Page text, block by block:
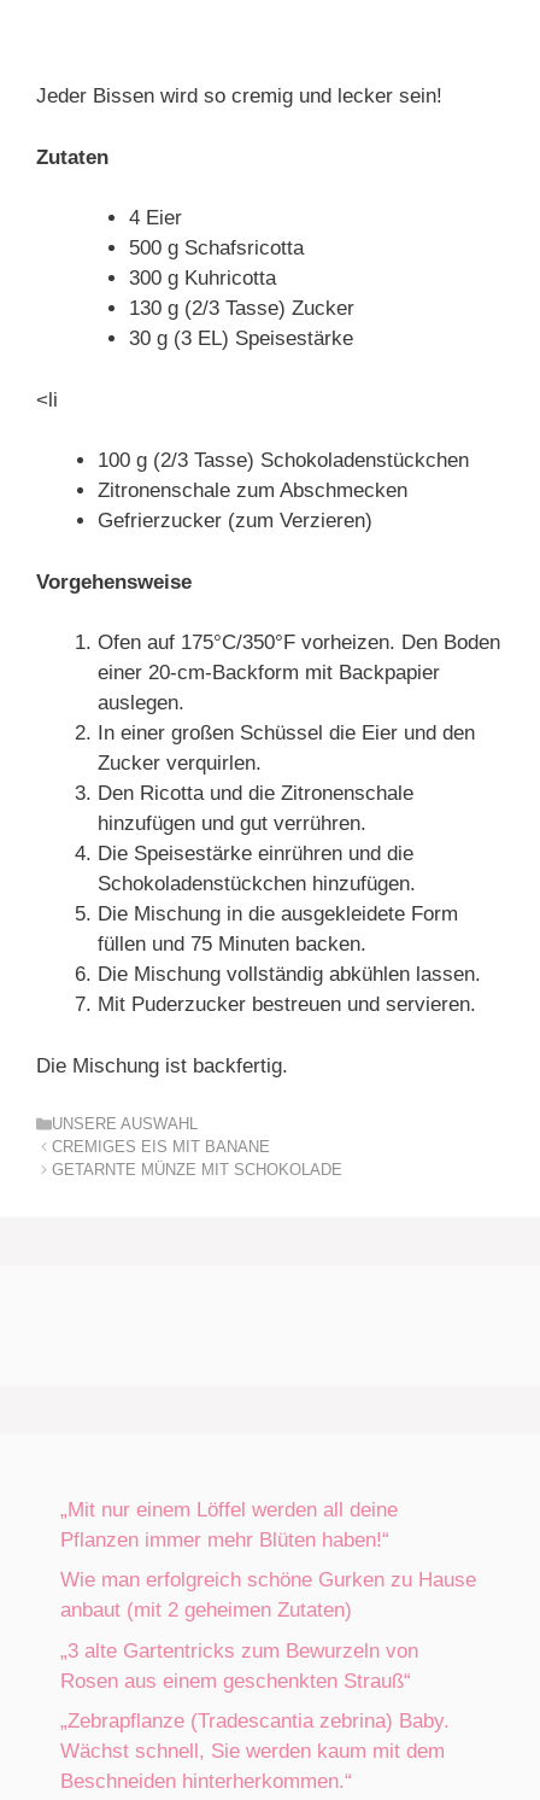
Jeder Bissen wird so cremig und lecker sein!
Zutaten
4 Eier
500 g Schafsricotta
300 g Kuhricotta
130 g (2/3 Tasse) Zucker
30 g (3 EL) Speisestärke
<li
100 g (2/3 Tasse) Schokoladenstückchen
Zitronenschale zum Abschmecken
Gefrierzucker (zum Verzieren)
Vorgehensweise
Ofen auf 175°C/350°F vorheizen. Den Boden
einer 20-cm-Backform mit Backpapier
auslegen.
In einer großen Schüssel die Eier und den
Zucker verquirlen.
Den Ricotta und die Zitronenschale
hinzufügen und gut verrühren.
Die Speisestärke einrühren und die
Schokoladenstückchen hinzufügen.
Die Mischung in die ausgekleidete Form
füllen und 75 Minuten backen.
Die Mischung vollständig abkühlen lassen.
Mit Puderzucker bestreuen und servieren.
Die Mischung ist backfertig.
Kategorien
UNSERE AUSWAHL
CREMIGES EIS MIT BANANE
GETARNTE MÜNZE MIT SCHOKOLADE
„Mit nur einem Löffel werden all deine
Pflanzen immer mehr Blüten haben!“
Wie man erfolgreich schöne Gurken zu Hause
anbaut (mit 2 geheimen Zutaten)
„3 alte Gartentricks zum Bewurzeln von
Rosen aus einem geschenkten Strauß“
„Zebrapflanze (Tradescantia zebrina) Baby.
Wächst schnell, Sie werden kaum mit dem
Beschneiden hinterherkommen.“